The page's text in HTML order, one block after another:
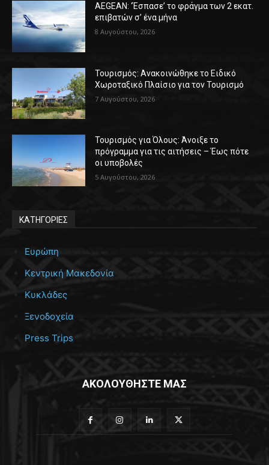
AEGEAN: ‘Έσπασε’ το φράγμα των 2 εκατ.
επιβατών σ’ ένα μήνα
8 Αυγούστου, 2026
Τουρισμός: Ανακοινώθηκε το Ειδικό
Χωροταξικό Πλαίσιο για τον Τουρισμό
7 Αυγούστου, 2026
Τουρισμός για Όλους: Άνοιξε το
πρόγραμμα για τις αιτήσεις – Έως πότε
οι υποβολές
5 Αυγούστου, 2026
ΚΑΤΗΓΟΡΙΕΣ
Ευρώπη
Κεντρική Μακεδονία
Κυκλάδες
Ξενοδοχεία
Press Trips
ΑΚΟΛΟΥΘΗΣΤΕ ΜΑΣ